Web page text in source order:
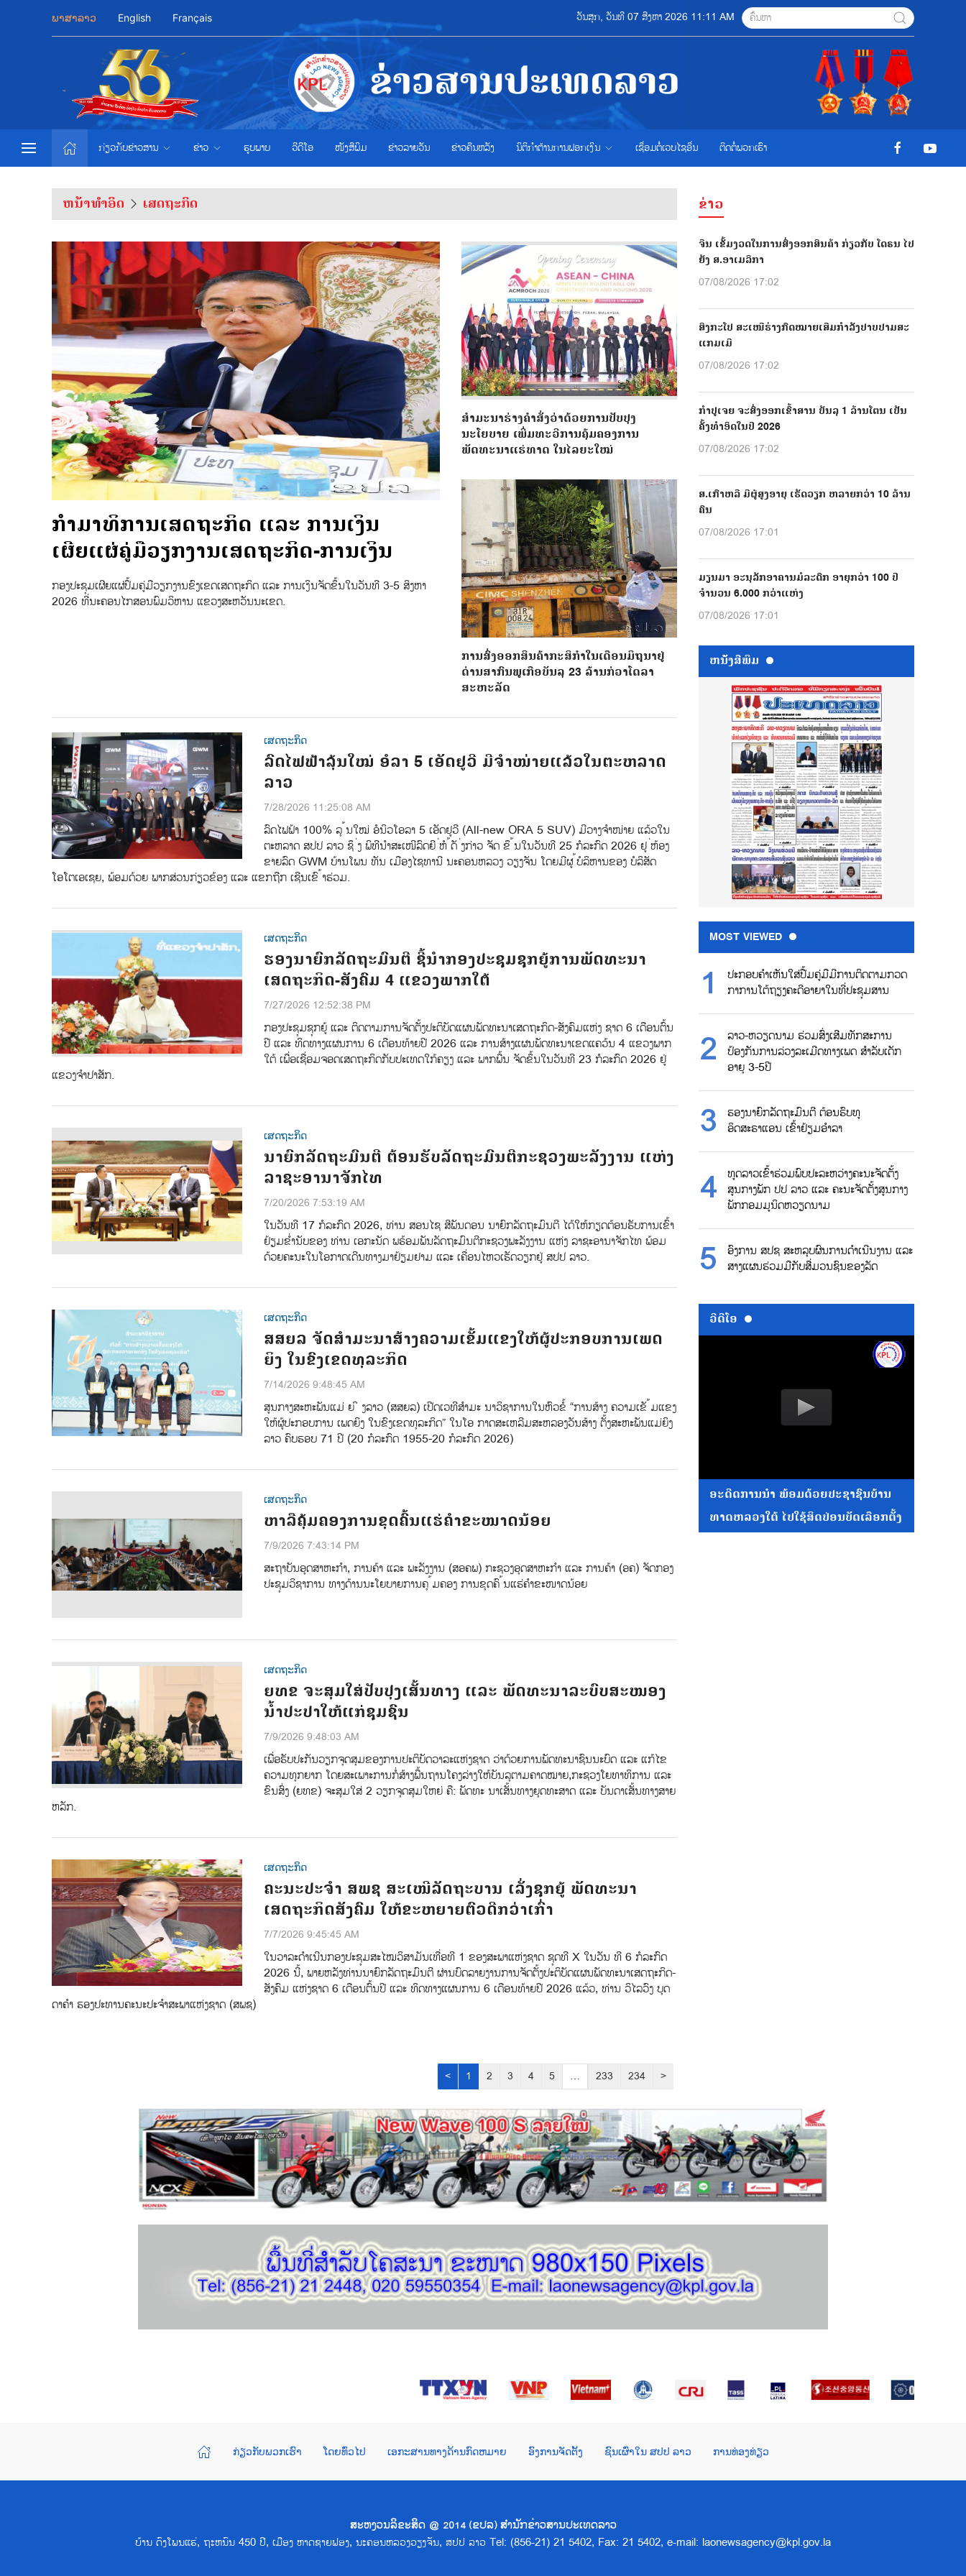
ພາສາລາວ English Français ວັນສຸກ, ວັນທີ 07 ສີງຫາ 2026 11:11 AM
ກ່ຽວກັບຂ່າວສານ ຂ່າວ ຮູບພາບ ວີດີໂອ ໜັງສືພິມ ຂ່າວ​ລາຍ​ວັນ ຂ່າວຄືນຫລັງ ນິຕິກຳຕ້ານການຟອກເງິນ ເຊື່ອມຕໍ່ເວບໄຊອ່ືນ ຕິດຕໍ່ພວກເຮົາ
ຫນ້າທຳອິດ ເສດຖະກິດ
ກຳມາທິການເສດຖະກິດ ແລະ ການເງິນ
ເຜີຍແຜ່ຄູ່ມືວຽກງານເສດຖະກິດ-ການເງິນ
ກອງປະຊຸມເຜີຍແຜ່ປຶ້ມຄູ່ມືວຽກງານຂົງເຂດເສດຖະກິດ ແລະ ການເງິນຈັດຂຶ້ນໃນວັນທີ 3-5 ສິງຫາ
2026 ທີ່ນະຄອນໄກສອນພົມວິຫານ ແຂວງສະຫວັນນະເຂດ.
ສຳມະນາຮ່າງຄຳສັ່ງວ່າດ້ວຍການປັບປຸງ
ນະໂຍບາຍ ເພີ່ມທະວີການຄຸ້ມຄອງການ
ພັດທະນາແຮ່ທາດ ໃນໄລຍະໃໝ່
ການສົ່ງອອກສິນຄ້າກະສິກຳໃນເດືອນມິຖຸນາຢູ່
ດ່ານສາກົນພູເກືອບັນລຸ 23 ລ້ານກ່ວາໂດລາ
ສະຫະລັດ
ເສດຖະກິດ
ລົດໄຟຟ້າລຸ້ນໃໝ່ ອໍລາ 5 ເອັດຢູວີ ມີຈຳໜ່າຍແລ້ວໃນຕະຫລາດ
ລາວ
7/28/2026 11:25:08 AM
ລົດໄຟຟ້າ 100% ລຸ ້ນໃໝ່ ອໍນິວໂອລາ 5 ເອັດຢູວີ (All-new ORA 5 SUV) ມີວາງຈຳໜ່າຍ ແລ້ວໃນ
ຕະຫລາດ ສປປ ລາວ ຊຶ ່ງ ພິທີນຳສະເໜີລົດຍີ ່ຫໍ ້ດັ ່ງກ່າວ ຈັດ ຂຶ ້ນໃນວັນທີ 25 ກໍລະກົດ 2026 ຢູ ່ຫ້ອງ
ຂາຍລົດ GWM ບ້ານໂພນ ທັນ ເມືອງໄຊທານີ ນະຄອນຫລວງ ວຽງຈັນ ໂດຍມີຜູ ້ບໍລິຫານຂອງ ບໍລິສັດ
ໂອໂຕເອເຊຍ, ພ້ອມດ້ວຍ ພາກສ່ວນກ່ຽວຂ້ອງ ແລະ ແຂກຖືກ ເຊີນເຂົ ້າຮ່ວມ.
ເສດຖະກິດ
ຮອງນາຍົກລັດຖະມົນຕີ ຊີ້ນຳກອງປະຊຸມຊຸກຍູ້ການພັດທະນາ
ເສດຖະກິດ-ສັງຄົມ 4 ແຂວງພາກໃຕ້
7/27/2026 12:52:38 PM
ກອງປະຊຸມຊຸກຍູ້ ແລະ ຕິດຕາມການຈັດຕັ້ງປະຕິບັດແຜນພັດທະນາເສດຖະກິດ-ສັງຄົມແຫ່ງ ຊາດ 6 ເດືອນຕົ້ນ
ປີ ແລະ ທິດທາງແຜນການ 6 ເດືອນທ້າຍປີ 2026 ແລະ ການສ້າງແຜນພັດທະນາເຂດແຄວ້ນ 4 ແຂວງພາກ
ໃຕ້ ເພື່ອເຊື່ອມຈອດເສດຖະກິດກັບປະເທດໃກ້ຄຽງ ແລະ ພາກພື້ນ ຈັດຂຶ້ນໃນວັນທີ 23 ກໍລະກົດ 2026 ຢູ່
ແຂວງຈຳປາສັກ.
ເສດຖະກິດ
ນາຍົກລັດຖະມົນຕີ ຕ້ອນຮັບລັດຖະມົນຕີກະຊວງພະລັງງານ ແຫ່ງ
ລາຊະອານາຈັກໄທ
7/20/2026 7:53:19 AM
ໃນວັນທີ 17 ກໍລະກົດ 2026, ທ່ານ ສອນໄຊ ສີພັນດອນ ນາຍົກລັດຖະມົນຕີ ໄດ້ໃຫ້ກຽດຕ້ອນຮັບການເຂົ້າ
ຢ້ຽມຂໍ່ານັບຂອງ ທ່ານ ເອກະນັດ ພຣ້ອມພັນລັດຖະມົນຕີກະຊວງພະລັງງານ ແຫ່ງ ລາຊະອານາຈັກໄທ ພ້ອມ
ດ້ວຍຄະນະໃນໂອກາດເດີນທາງມາຢ້ຽມຢາມ ແລະ ເຄື່ອນໄຫວເຮັດວຽກຢູ່ ສປປ ລາວ.
ເສດຖະກິດ
ສສຍລ ຈັດສຳມະນາສ້າງຄວາມເຂັ້ມແຂງໃຫ້ຜູ້ປະກອບການເພດ
ຍິງ ໃນຂົງເຂດທຸລະກິດ
7/14/2026 9:48:45 AM
ສູນກາງສະຫະພັນແມ່ ຍ ິ ງລາວ (ສສຍລ) ເປີດເວທີສໍາມະ ນາວິຊາການໃນຫົວຂໍ້ “ການສ້າງ ຄວາມເຂັ ້ມແຂງ
ໃຫ້ຜູ້ປະກອບການ ເພດຍິງ ໃນຂົງເຂດທຸລະກິດ” ໃນໂອ ກາດສະເຫລີມສະຫລອງວັນສ້າງ ຕັ້ງສະຫະພັນແມ່ຍິງ
ລາວ ຄົບຮອບ 71 ປີ (20 ກໍລະກົດ 1955-20 ກໍລະກົດ 2026)
ເສດຖະກິດ
ຫາລືຄຸ້ມຄອງການຂຸດຄົ້ນແຮ່ຄຳຂະໜາດນ້ອຍ
7/9/2026 7:43:14 PM
ສະຖາບັນອຸດສາຫະກຳ, ການຄ້າ ແລະ ພະລັງງານ (ສອຄພ) ກະຊວງອຸດສາຫະກໍາ ແລະ ການຄ້າ (ອຄ) ຈັດກອງ
ປະຊຸມວິຊາການ ທາງດ້ານນະໂຍບາຍການຄຸ ້ມຄອງ ການຂຸດຄົ ້ນແຮ່ຄຳຂະໜາດນ້ອຍ
ເສດຖະກິດ
ຍທຂ ຈະສຸມໃສ່ປັບປຸງເສັ້ນທາງ ແລະ ພັດທະນາລະບົບສະໜອງ
ນໍ້າປະປາໃຫ້ແກ່ຊຸມຊົນ
7/9/2026 9:48:03 AM
ເພື່ອຮັບປະກັນວຽກຈຸດສຸມຂອງການປະຕິບັດວາລະແຫ່ງຊາດ ວ່າດ້ວຍການພັດທະນາຊົນນະບົດ ແລະ ແກ້ໄຂ
ຄວາມທຸກຍາກ ໂດຍສະເພາະການກໍ່ສ້າງພື້ນຖານໂຄງລ່າງໃຫ້ບັນລຸຕາມຄາດໝາຍ,ກະຊວງໂຍທາທິການ ແລະ
ຂົນສົ່ງ (ຍທຂ) ຈະສຸມໃສ່ 2 ວຽກຈຸດສຸມໃຫຍ່ ຄື: ພັດທະ ນາເສັ້ນທາງຍຸດທະສາດ ແລະ ບັນດາເສັ້ນທາງສາຍ
ຫລັກ.
ເສດຖະກິດ
ຄະນະປະຈຳ ສພຊ ສະເໜີລັດຖະບານ ເລັ່ງຊຸກຍູ້ ພັດທະນາ
ເສດຖະກິດສັງຄົມ ໃຫ້ຂະຫຍາຍຕົວດີກວ່າເກົ່າ
7/7/2026 9:45:45 AM
ໃນວາລະດຳເນີນກອງປະຊຸມສະໄໝວິສາມັນເທື່ອທີ 1 ຂອງສະພາແຫ່ງຊາດ ຊຸດທີ X ໃນວັນ ທີ 6 ກໍລະກົດ
2026 ນ້ີ, ພາຍຫລັງທ່ານນາຍົກລັດຖະມົນຕີ ຜ່ານບົດລາຍງານການຈັດຕັ້ງປະຕິບັດແຜນພັດທະນາເສດຖະກິດ-
ສັງຄົມ ແຫ່ງຊາດ 6 ເດືອນຕົ້ນປີ ແລະ ທິດທາງແຜນການ 6 ເດືອນທ້າຍປີ 2026 ແລ້ວ, ທ່ານ ວິໄລວົງ ບຸດ
ດາຄໍາ ຮອງປະທານຄະນະປະຈໍາສະພາແຫ່ງຊາດ (ສພຊ)
< 1 2 3 4 5 … 233 234 >
ຂ່າວ
ຈີນ ເຂັ້ມງວດໃນການສົ່ງອອກສິນຄ້າ ກ່ຽວກັບ ໂດຣນ ໄປ
ຍັງ ສ.ອາເມລິກາ
07/08/2026 17:02
ສິງກະໂປ ສະເໜີຮ່າງກົດໝາຍເສີມກຳລັງປາບປາມສະ
ແກມເມີ
07/08/2026 17:02
ກຳປູເຈຍ ຈະສົ່ງອອກເຂົ້າສານ ບັນລຸ 1 ລ້ານໂຕນ ເປັນ
ຄັ້ງທຳອິດໃນປີ 2026
07/08/2026 17:02
ສ.ເກົາຫລີ ມີຜູ້ສູງອາຍຸ ເຮັດວຽກ ຫລາຍກວ່າ 10 ລ້ານ
ຄົນ
07/08/2026 17:01
ມຽນມາ ອະນຸລັກອາຄານມໍລະດົກ ອາຍຸກວ່າ 100 ປີ
ຈຳນວນ 6.000 ກວ່າແຫ່ງ
07/08/2026 17:01
ຫນ້ັງສືພິມ
MOST VIEWED
ປະກອບຄຳເຫັນໃສ່ປື້ມຄູ່ມືມີການຕິດຕາມກວດ
ກາການໂຕ້ຖຽງຄະດີອາຍາໃນທີ່ປະຊຸມສານ
ລາວ-ຫວຽດນາມ ຮ່ວມສົ່ງເສີມທັກສະການ
ປ້ອງກັນການລ່ວງລະເມີດທາງເພດ ສຳລັບເດັກ
ອາຍຸ 3-5ປີ
ຮອງນາຍົກລັດຖະມົນຕີ ຕ້ອນຮົບທູ
ອິດສະຣາແອນ ເຂົ້າຢ້ຽມອຳລາ
ທູດລາວເຂົ້າຮ່ວມພົບປະລະຫວ່າງຄະນະຈັດຕັ້ງ
ສູນກາງພັກ ປປ ລາວ ແລະ ຄະນະຈັດຕັ້ງສູນກາງ
ພັກກອມມູນິດຫວຽດນາມ
ອົງການ ສປຊ ສະຫລຸບຜົນການດຳເນີນງານ ແລະ
ສາງແຜນຮ່ວມມືກັບສື່ມວນຊົນຂອງລັດ
ວີດີໂອ
ອະດີດການນໍາ ພ້ອມດ້ວຍປະຊາຊົນບ້ານ
ທາດຫລວງໃຕ້ ໄປໃຊ້ສິດປ່ອນບັດເລືອກຕັ້ງ
ກ່ຽວກັບພວກເຮົາ ໂດຍທົ່ວໄປ ເອກະສານທາງດ້ານກົດຫມາຍ ອົງການຈັດຕັ້ງ ຊົນເຜົ່າໃນ ສປປ ລາວ ການທ່ອງທ່ຽວ
ສະຫງວນລິຂະສິດ @ 2014 (ຂປລ) ສຳນັກຂ່າວສານປະເທດລາວ
ບ້ານ ດົງໂພນແຮ່, ຖະຫນົນ 450 ປີ, ເມືອງ ຫາດຊາຍຟອງ, ນະຄອນຫລວງວຽງຈັນ, ສປປ ລາວ Tel: (856-21) 21 5402, Fax: 21 5402, e-mail: laonewsagency@kpl.gov.la